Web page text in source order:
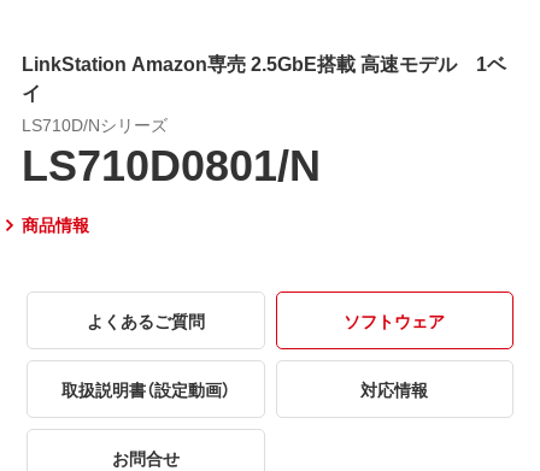
LinkStation Amazon専売 2.5GbE搭載 高速モデル 1ベ
イ
LS710D/Nシリーズ
LS710D0801/N
商品情報
よくあるご質問 ソフトウェア
取扱説明書（設定動画） 対応情報
お問合せ